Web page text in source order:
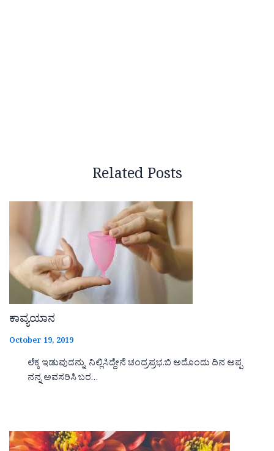
Related Posts
ಕಾವ್ಯಯಾನ
October 19, 2019
ಲೆಕ್ಕ ಇಡುವುದನ್ನು ನಿಲ್ಲಿಸಿದ್ದೇನೆ ಚಂದ್ರಪ್ರಭ.ಬಿ ಅದೊಂದು ದಿನ ಅಪ್ಪ
ನನ್ನ ಅವಸರಿಸಿ ಬರ…